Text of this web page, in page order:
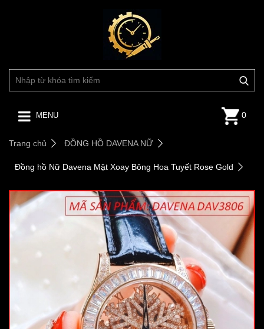
MENU 0
Trang chủ ĐỒNG HỒ DAVENA NỮ
Đồng hồ Nữ Davena Mặt Xoay Bông Hoa Tuyết Rose Gold